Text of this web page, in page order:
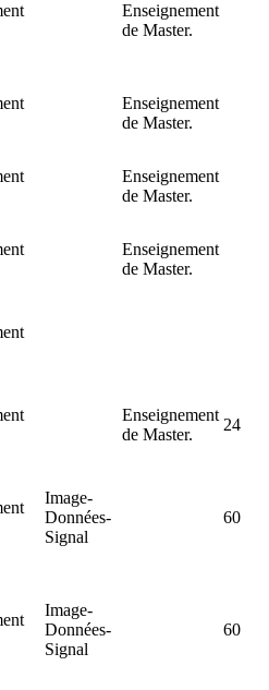
Enseignement
de Master.
Enseignement
de Master.
Enseignement
de Master.
Enseignement
de Master.
Enseignement
de Master.
24
Image-
Données-
Signal
60
Image-
Données-
Signal
60